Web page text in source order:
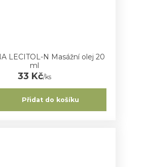
LECITOL-N Masážní olej 20
ml
33 Kč/ks
Přidat do košíku